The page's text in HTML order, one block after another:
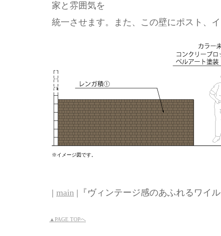
家と雰囲気を
統一させます。また、この壁にポスト、
※イメージ図です。
| main |『ヴィンテージ感のあふれるワイ
▲PAGE TOPへ